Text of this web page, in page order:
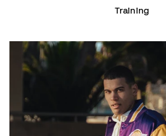
Training